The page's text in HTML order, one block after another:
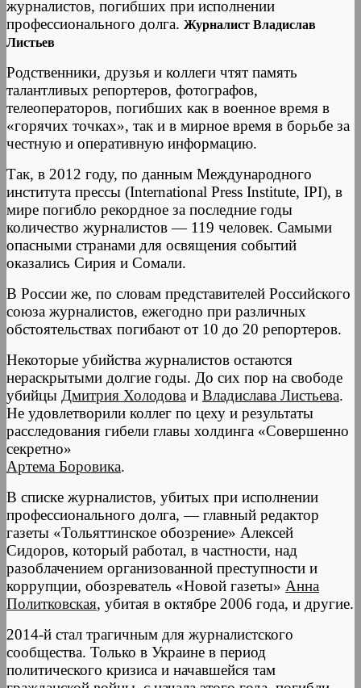
журналистов, погибших при исполнении
профессионального долга. Журналист Владислав
Листьев
Родственники, друзья и коллеги чтят память
талантливых репортеров, фотографов,
телеоператоров, погибших как в военное время в
«горячих точках», так и в мирное время в борьбе за
честную и оперативную информацию.
Так, в 2012 году, по данным Международного
института прессы (International Press Institute, IPI), в
мире погибло рекордное за последние годы
количество журналистов — 119 человек. Самыми
опасными странами для освящения событий
оказались Сирия и Сомали.
В России же, по словам представителей Российского
союза журналистов, ежегодно при различных
обстоятельствах погибают от 10 до 20 репортеров.
Некоторые убийства журналистов остаются
нераскрытыми долгие годы. До сих пор на свободе
убийцы Дмитрия Холодова и Владислава Листьева.
Не удовлетворили коллег по цеху и результаты
расследования гибели главы холдинга «Совершенно
секретно»
Артема Боровика.
В списке журналистов, убитых при исполнении
профессионального долга, — главный редактор
газеты «Тольяттинское обозрение» Алексей
Сидоров, который работал, в частности, над
разоблачением организованной преступности и
коррупции, обозреватель «Новой газеты» Анна
Политковская, убитая в октябре 2006 года, и другие.
2014-й стал трагичным для журналистского
сообщества. Только в Украине в период
политического кризиса и начавшейся там